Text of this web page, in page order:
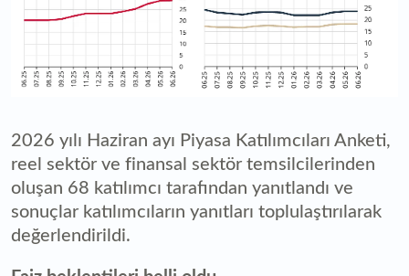
2026 yılı Haziran ayı Piyasa Katılımcıları Anketi,
reel sektör ve finansal sektör temsilcilerinden
oluşan 68 katılımcı tarafından yanıtlandı ve
sonuçlar katılımcıların yanıtları toplulaştırılarak
değerlendirildi.